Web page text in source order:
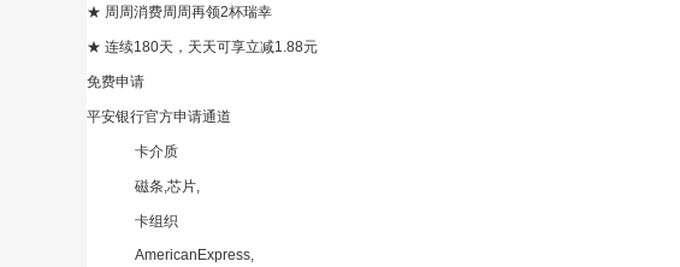
★ 周周消费周周再领2杯瑞幸
★ 连续180天，天天可享立减1.88元
免费申请
平安银行官方申请通道
卡介质
磁条,芯片,
卡组织
AmericanExpress,